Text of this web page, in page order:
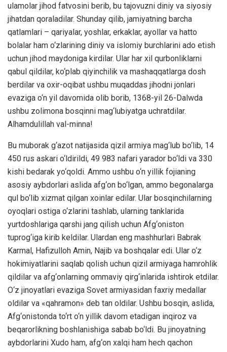
ulamolar jihod fatvosini berib, bu tajovuzni diniy va siyosiy
jihatdan qoraladilar. Shunday qilib, jamiyatning barcha
qatlamlari – qariyalar, yoshlar, erkaklar, ayollar va hatto
bolalar ham o‘zlarining diniy va islomiy burchlarini ado etish
uchun jihod maydoniga kirdilar. Ular har xil qurbonliklarni
qabul qildilar, ko‘plab qiyinchilik va mashaqqatlarga dosh
berdilar va oxir-oqibat ushbu muqaddas jihodni jonlari
evaziga o‘n yil davomida olib borib, 1368-yil 26-Dalwda
ushbu zolimona bosqinni mag‘lubiyatga uchratdilar.
Alhamdulillah val-minna!
Bu muborak g‘azot natijasida qizil armiya mag‘lub bo‘lib, 14
450 rus askari o‘ldirildi, 49 983 nafari yarador bo‘ldi va 330
kishi bedarak yo‘qoldi. Ammo ushbu o‘n yillik fojianing
asosiy aybdorlari aslida afg‘on bo‘lgan, ammo begonalarga
qul bo‘lib xizmat qilgan xoinlar edilar. Ular bosqinchilarning
oyoqlari ostiga o‘zlarini tashlab, ularning tanklarida
yurtdoshlariga qarshi jang qilish uchun Afg‘oniston
tuprog‘iga kirib keldilar. Ulardan eng mashhurlari Babrak
Karmal, Hafizulloh Amin, Najib va boshqalar edi. Ular o‘z
hokimiyatlarini saqlab qolish uchun qizil armiyaga hamrohlik
qildilar va afg‘onlarning ommaviy qirg‘inlarida ishtirok etdilar.
O‘z jinoyatlari evaziga Sovet armiyasidan faxriy medallar
oldilar va «qahramon» deb tan oldilar. Ushbu bosqin, aslida,
Afg‘onistonda to‘rt o‘n yillik davom etadigan inqiroz va
beqarorlikning boshlanishiga sabab bo‘ldi. Bu jinoyatning
aybdorlarini Xudo ham, afg‘on xalqi ham hech qachon